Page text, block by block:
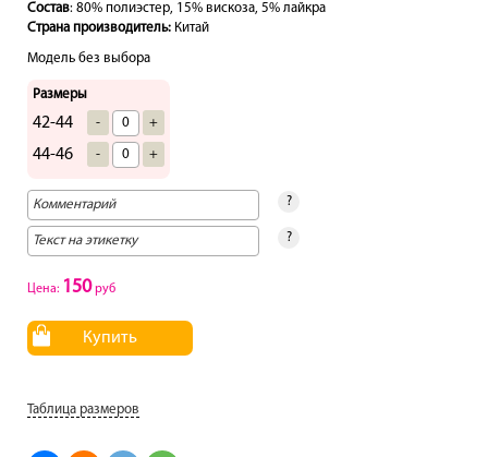
Состав: 80% полиэстер, 15% вискоза, 5% лайкра
Страна производитель: Китай
Модель без выбора
Размеры
42-44 - +
44-46 - +
?
?
Цена: 150руб
Купить
Таблица размеров